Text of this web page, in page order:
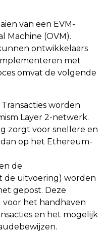
van een EVM-
Machine (OVM).
ontwikkelaars
met
omvat de volgende
Transacties worden
Layer 2-netwerk.
zorgt voor snellere en
op het Ethereum-
de
de uitvoering) worden
gepost. Deze
voor het handhaven
en het mogelijk